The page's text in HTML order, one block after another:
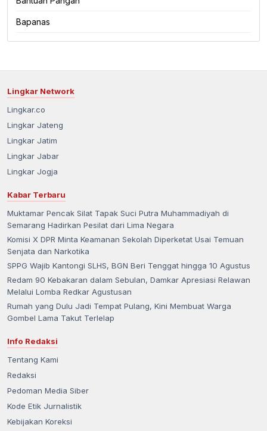
Bapanas
Lingkar Network
Lingkar.co
Lingkar Jateng
Lingkar Jatim
Lingkar Jabar
Lingkar Jogja
Kabar Terbaru
Muktamar Pencak Silat Tapak Suci Putra Muhammadiyah di
Semarang Hadirkan Pesilat dari Lima Negara
Komisi X DPR Minta Keamanan Sekolah Diperketat Usai Temuan
Senjata dan Narkotika
SPPG Wajib Kantongi SLHS, BGN Beri Tenggat hingga 10 Agustus
Redam 90 Kebakaran dalam Sebulan, Damkar Apresiasi Relawan
Melalui Lomba Redkar Agustusan
Rumah yang Dulu Jadi Tempat Pulang, Kini Membuat Warga
Gombel Lama Takut Terlelap
Info Redaksi
Tentang Kami
Redaksi
Pedoman Media Siber
Kode Etik Jurnalistik
Kebijakan Koreksi